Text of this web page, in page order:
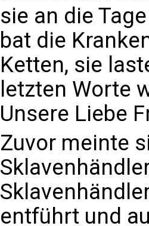
sie an die
bat die
Ketten, sie
letzten Worte
Unsere Liebe
Zuvor meinte
entführt und